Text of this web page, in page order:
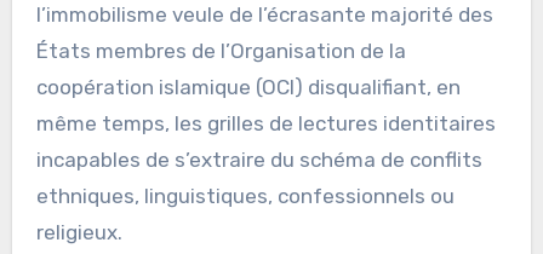
l’immobilisme veule de l’écrasante majorité des
États membres de l’Organisation de la
coopération islamique (OCI) disqualifiant, en
même temps, les grilles de lectures identitaires
incapables de s’extraire du schéma de conflits
ethniques, linguistiques, confessionnels ou
religieux.